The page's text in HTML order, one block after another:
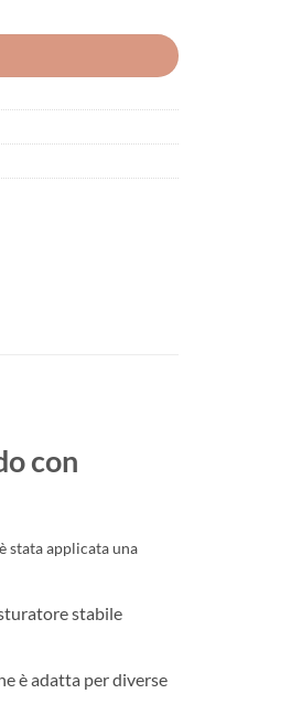
con
stata applicata una
stabile
è adatta per diverse